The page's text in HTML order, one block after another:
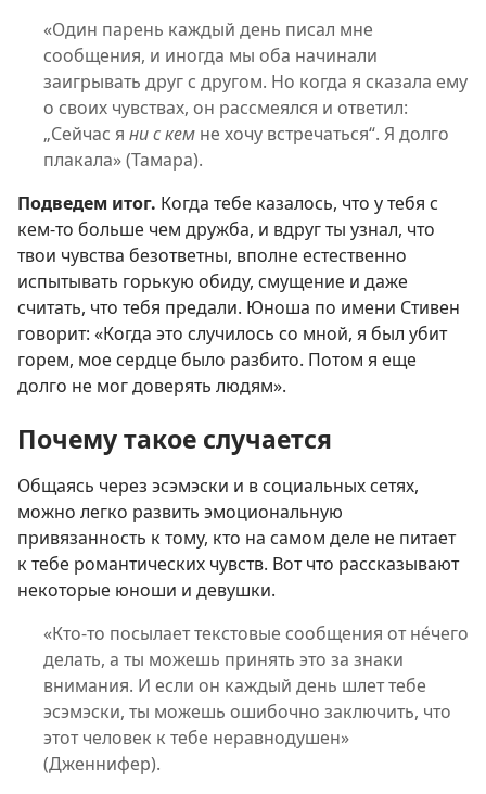
«Один парень каждый день писал мне
сообщения, и иногда мы оба начинали
заигрывать друг с другом. Но когда я сказала ему
о своих чувствах, он рассмеялся и ответил:
„Сейчас я ни с кем не хочу встречаться“. Я долго
плакала» (Тамара).
Подведем итог. Когда тебе казалось, что у тебя с
кем-то больше чем дружба, и вдруг ты узнал, что
твои чувства безответны, вполне естественно
испытывать горькую обиду, смущение и даже
считать, что тебя предали. Юноша по имени Стивен
говорит: «Когда это случилось со мной, я был убит
горем, мое сердце было разбито. Потом я еще
долго не мог доверять людям».
Почему такое случается
Общаясь через эсэмэски и в социальных сетях,
можно легко развить эмоциональную
привязанность к тому, кто на самом деле не питает
к тебе романтических чувств. Вот что рассказывают
некоторые юноши и девушки.
«Кто-то посылает текстовые сообщения от не́чего
делать, а ты можешь принять это за знаки
внимания. И если он каждый день шлет тебе
эсэмэски, ты можешь ошибочно заключить, что
этот человек к тебе неравнодушен»
(Дженнифер).